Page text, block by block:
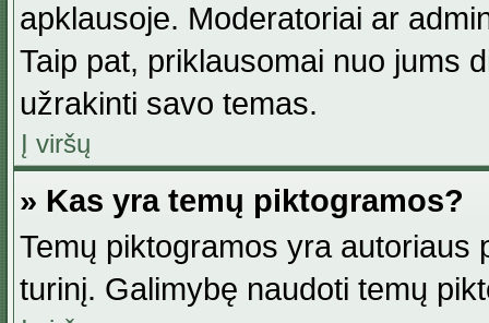
apklausoje. Moderatoriai ar
Taip pat, priklausomai nuo jums
užrakinti savo temas.
Į viršų
» Kas yra temų piktogramos?
Temų piktogramos yra autoriaus
turinį. Galimybę naudoti temų